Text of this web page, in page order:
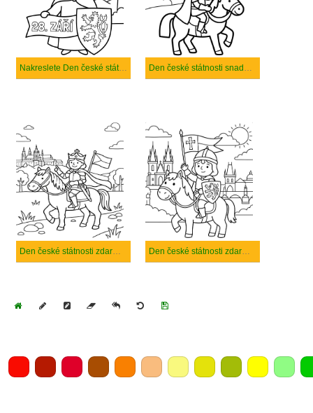
Nakreslete Den české státnosti pro děti Den české státnosti snadný tisknutelné
Den české státnosti zdarma základní Den české státnosti zdarma základní tisknutelné